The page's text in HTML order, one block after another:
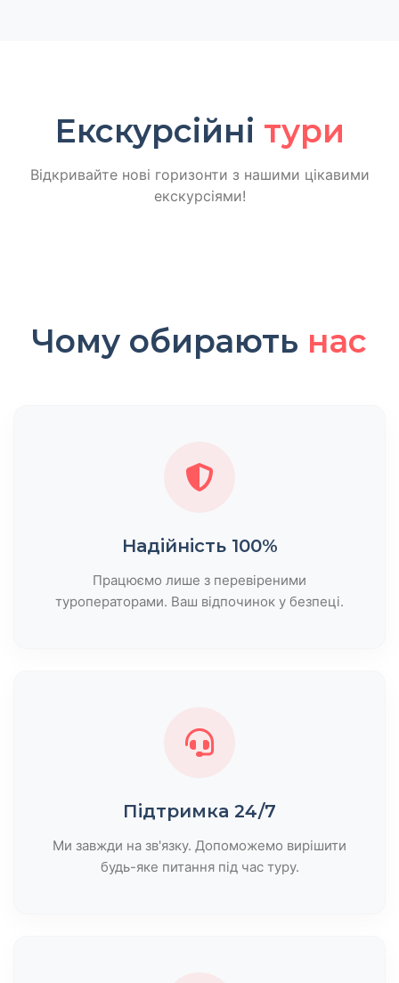
Екскурсійні тури
Відкривайте нові горизонти з нашими цікавими
екскурсіями!
Чому обирають нас
Надійність 100%
Працюємо лише з перевіреними
туроператорами. Ваш відпочинок у безпеці.
Підтримка 24/7
Ми завжди на зв'язку. Допоможемо вирішити
будь-яке питання під час туру.